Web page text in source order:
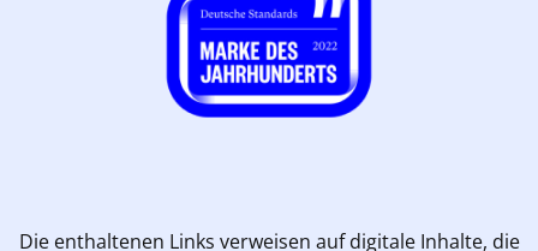
Die enthaltenen Links verweisen auf digitale Inhalte, die